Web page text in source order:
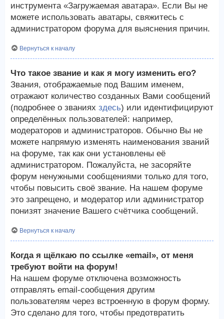
инструмента «Загружаемая аватара». Если Вы не
можете использовать аватары, свяжитесь с
администратором форума для выяснения причин.
Вернуться к началу
Что такое звание и как я могу изменить его?
Звания, отображаемые под Вашим именем,
отражают количество созданных Вами сообщений
(подробнее о званиях здесь) или идентифицируют
определённых пользователей: например,
модераторов и администраторов. Обычно Вы не
можете напрямую изменять наименования званий
на форуме, так как они установлены её
администратором. Пожалуйста, не засоряйте
форум ненужными сообщениями только для того,
чтобы повысить своё звание. На нашем форуме
это запрещено, и модератор или администратор
понизят значение Вашего счётчика сообщений.
Вернуться к началу
Когда я щёлкаю по ссылке «email», от меня
требуют войти на форум!
На нашем форуме отключена возможность
отправлять email-сообщения другим
пользователям через встроенную в форум форму.
Это сделано для того, чтобы предотвратить